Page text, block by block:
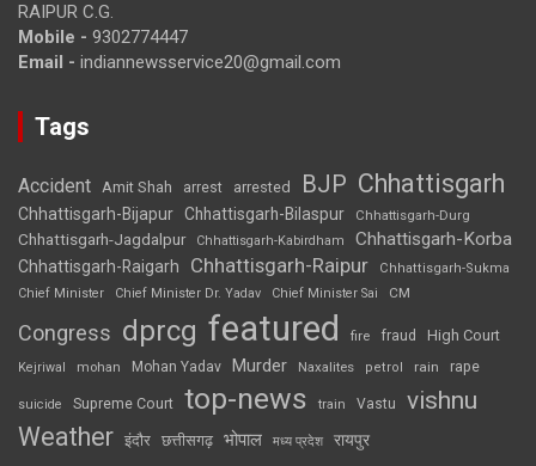
RAIPUR C.G.
Mobile - 9302774447
Email - indiannewsservice20@gmail.com
Tags
Accident Amit Shah arrest arrested BJP Chhattisgarh
Chhattisgarh-Bijapur Chhattisgarh-Bilaspur Chhattisgarh-Durg
Chhattisgarh-Jagdalpur Chhattisgarh-Kabirdham Chhattisgarh-Korba
Chhattisgarh-Raigarh Chhattisgarh-Raipur
Chhattisgarh-Sukma
Chief Minister
Chief Minister Dr. Yadav Chief Minister Sai CM
Congress dprcg featured fire fraud High Court
Kejriwal mohan Mohan Yadav Murder Naxalites petrol rain rape
suicide Supreme Court top-news train Vastu vishnu
Weather इंदौर छत्तीसगढ़ भोपाल मध्य प्रदेश रायपुर